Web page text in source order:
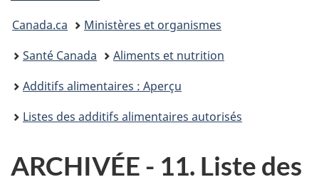
Vous
êtes
ici :
Canada.ca
Ministères et organismes
Santé Canada
Aliments et nutrition
Additifs alimentaires : Aperçu
Listes des additifs alimentaires autorisés
ARCHIVÉE - 11. Liste des